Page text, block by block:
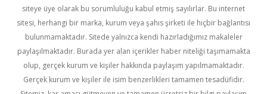
siteye üye olarak bu sorumluluğu kabul etmiş sayılırlar. Bu internet
sitesi, herhangi bir marka, kurum veya şahıs şirketi ile hiçbir bağlantısı
bulunmamaktadır. Sitede yalnızca kendi hazırladığımız makaleler
paylaşılmaktadır. Burada yer alan içerikler haber niteliği taşımamakta
olup, gerçek kurum ve kişiler hakkında paylaşım yapılmamaktadır.
Gerçek kurum ve kişiler ile isim benzerlikleri tamamen tesadüfidir.